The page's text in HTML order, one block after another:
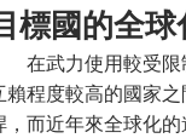
標國的全
在武力使用較受
賴程度較高的國家
，而近年來全球化